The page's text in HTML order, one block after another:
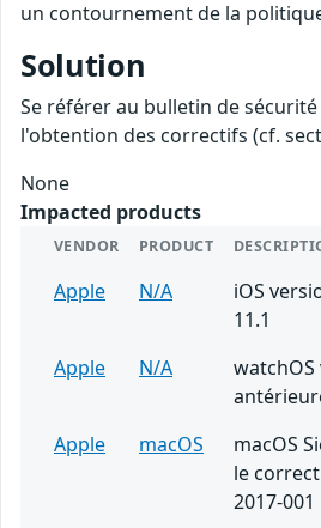
un contournement de la
Solution
Se référer au bulletin de
l'obtention des correctifs (cf.
None
Impacted products
VENDOR PRODUCT
Apple N/A
iOS
11.1
Apple
N/A
Apple
macOS
macOS
le
2017-001